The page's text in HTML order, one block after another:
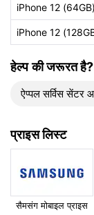
iPhone 12
iPhone 12
हेल्प की जरूरत है?
ऐप्पल सर्विस
प्राइस लिस्ट
सैमसंग मोबाइल प्राइस